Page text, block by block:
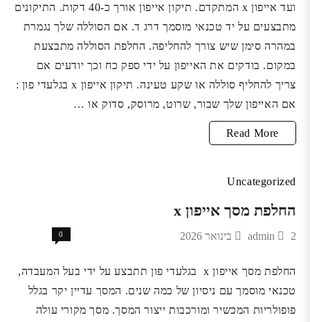
ועד אייפון x המתקדם. תיקון אייפון אורך כ-40 דקות. התיקונים
מתבצעים על יד טכנאי מוסמך דרג ד. אם הסוללה שלך נגמרת
במהרה סימן שיש צורך להחליפה. החלפת הסוללה מתבצעת
במקום. בודקים את האייפון על ידי ספק כח וכך יודעים אם
צריך להחליף סוללה או שקע טעינה. תיקון אייפון x בגלעדי פון :
אם האייפון שלך שבור, שרוט, מרוסק, סדוק או …
החלפת
אייפון
xr
Read More
Uncategorized
החלפת מסך אייפון x
admin 2 בינואר 2026 0
החלפת מסך אייפון x בגלעדי פון תתבצע על ידי בעל המעבדה,
טכנאי מוסמך עם ניסיון של כמה שנים. המסך עדיין יקר בגלל
פופולריות המכשיר ומורכבות ייצור המסך. מסך מקורי עולה